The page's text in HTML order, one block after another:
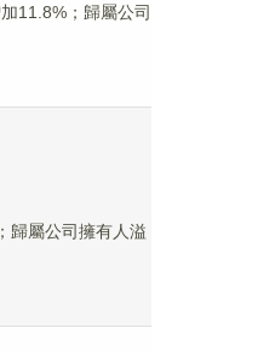
11.8%；歸屬公司
歸屬公司擁有人溢